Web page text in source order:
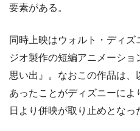
要素がある。
同時上映はウォルト・ディ
ジオ製作の短編アニメーシ
思い出』。なおこの作品は
あったことがディズニーに
日より併映が取り止めとなっ